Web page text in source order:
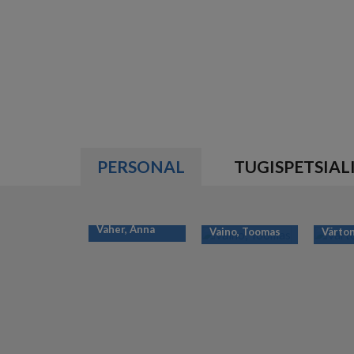
PERSONAL
Vaher, Anna Vaino, Toomas